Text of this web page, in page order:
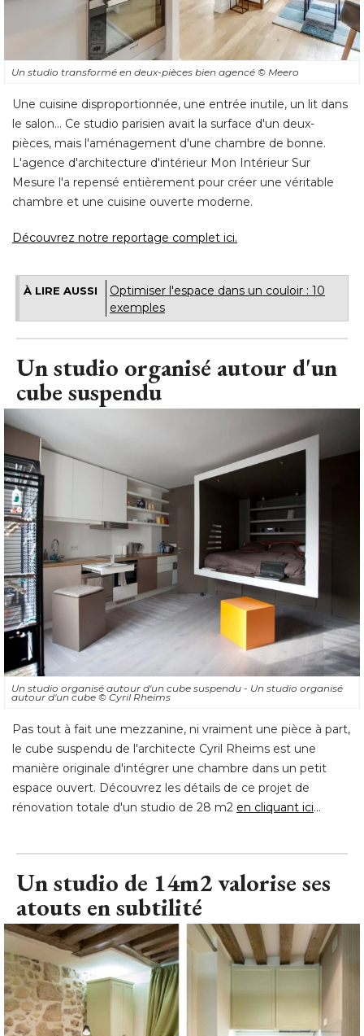
Un studio transformé en deux-pièces bien agencé © Meero
Une cuisine disproportionnée, une entrée inutile, un lit dans
le salon... Ce studio parisien avait la surface d'un deux-
pièces, mais l'aménagement d'une chambre de bonne.
L'agence d'architecture d'intérieur Mon Intérieur Sur
Mesure l'a repensé entièrement pour créer une véritable
chambre et une cuisine ouverte moderne.
Découvrez notre reportage complet ici.
À LIRE AUSSI
Optimiser l'espace dans un couloir : 10
exemples
Un studio organisé autour d'un
cube suspendu
Un studio organisé autour d'un cube suspendu - Un studio organisé
autour d'un cube © Cyril Rheims
Pas tout à fait une mezzanine, ni vraiment une pièce à part,
le cube suspendu de l'architecte Cyril Rheims est une
manière originale d'intégrer une chambre dans un petit
espace ouvert. Découvrez les détails de ce projet de
rénovation totale d'un studio de 28 m2 en cliquant ici...
Un studio de 14m2 valorise ses
atouts en subtilité